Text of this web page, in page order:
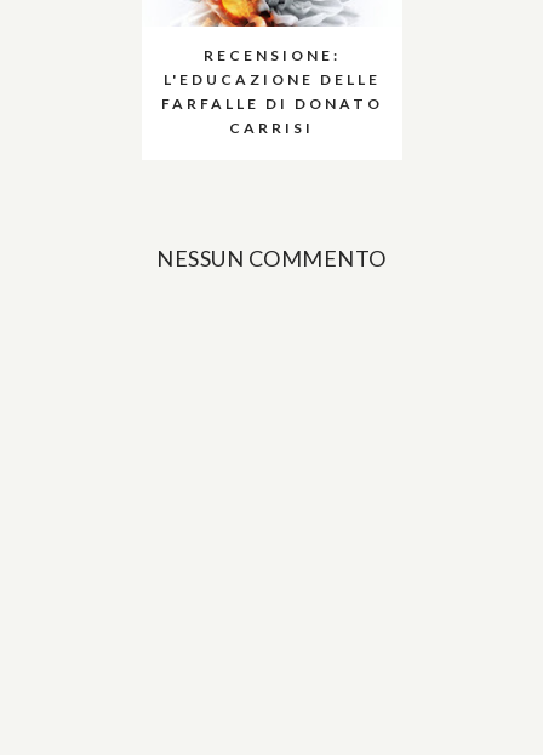
RECENSIONE:
L'EDUCAZIONE DELLE
FARFALLE DI DONATO
CARRISI
NESSUN COMMENTO